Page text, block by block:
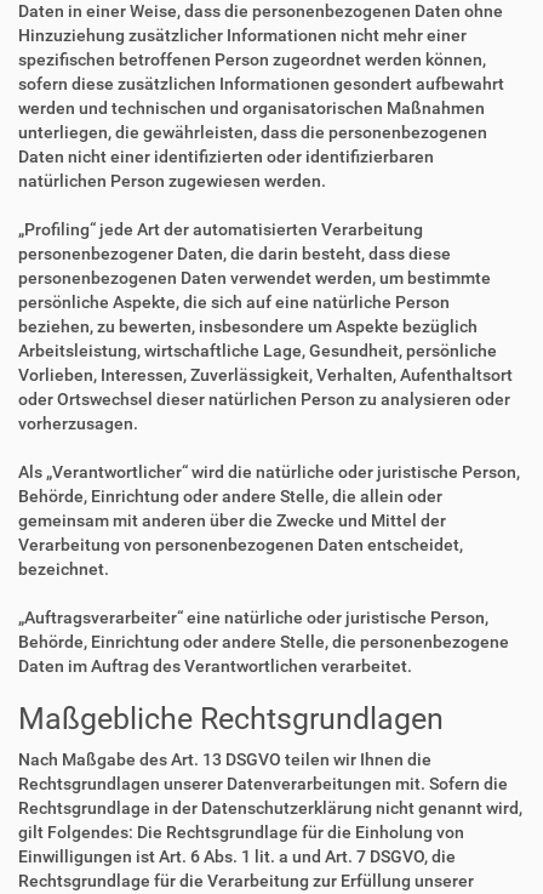
Daten in einer Weise, dass die personenbezogenen Daten ohne
Hinzuziehung zusätzlicher Informationen nicht mehr einer
spezifischen betroffenen Person zugeordnet werden können,
sofern diese zusätzlichen Informationen gesondert aufbewahrt
werden und technischen und organisatorischen Maßnahmen
unterliegen, die gewährleisten, dass die personenbezogenen
Daten nicht einer identifizierten oder identifizierbaren
natürlichen Person zugewiesen werden.
„Profiling“ jede Art der automatisierten Verarbeitung
personenbezogener Daten, die darin besteht, dass diese
personenbezogenen Daten verwendet werden, um bestimmte
persönliche Aspekte, die sich auf eine natürliche Person
beziehen, zu bewerten, insbesondere um Aspekte bezüglich
Arbeitsleistung, wirtschaftliche Lage, Gesundheit, persönliche
Vorlieben, Interessen, Zuverlässigkeit, Verhalten, Aufenthaltsort
oder Ortswechsel dieser natürlichen Person zu analysieren oder
vorherzusagen.
Als „Verantwortlicher“ wird die natürliche oder juristische Person,
Behörde, Einrichtung oder andere Stelle, die allein oder
gemeinsam mit anderen über die Zwecke und Mittel der
Verarbeitung von personenbezogenen Daten entscheidet,
bezeichnet.
„Auftragsverarbeiter“ eine natürliche oder juristische Person,
Behörde, Einrichtung oder andere Stelle, die personenbezogene
Daten im Auftrag des Verantwortlichen verarbeitet.
Maßgebliche Rechtsgrundlagen
Nach Maßgabe des Art. 13 DSGVO teilen wir Ihnen die
Rechtsgrundlagen unserer Datenverarbeitungen mit. Sofern die
Rechtsgrundlage in der Datenschutzerklärung nicht genannt wird,
gilt Folgendes: Die Rechtsgrundlage für die Einholung von
Einwilligungen ist Art. 6 Abs. 1 lit. a und Art. 7 DSGVO, die
Rechtsgrundlage für die Verarbeitung zur Erfüllung unserer